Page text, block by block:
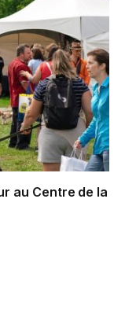
au Centre de la